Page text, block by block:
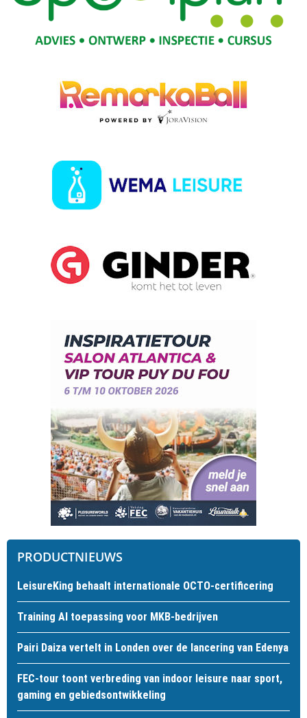
PRODUCTNIEUWS
LeisureKing behaalt internationale OCTO-certificering
Training AI toepassing voor MKB-bedrijven
Pairi Daiza vertelt in Londen over de lancering van Edenya
FEC-tour toont verbreding van indoor leisure naar sport,
gaming en gebiedsontwikkeling